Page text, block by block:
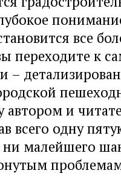
все
переходите к
–
и
всего одну
ни малейшего